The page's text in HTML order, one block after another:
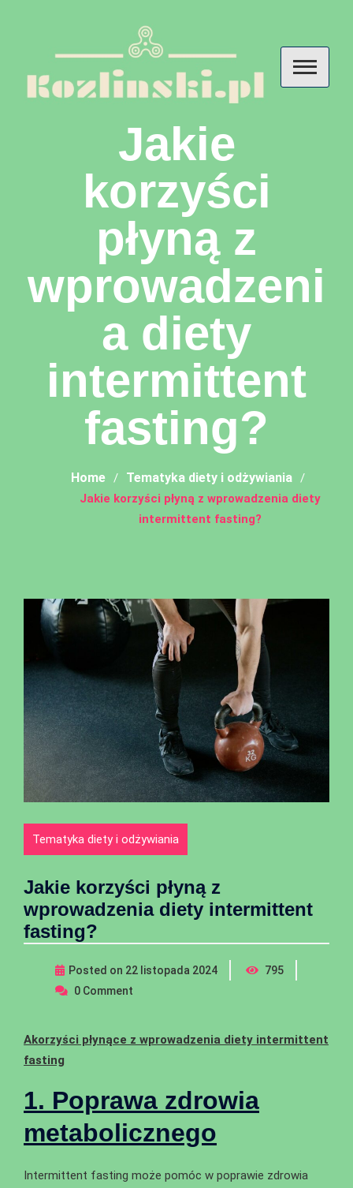
Kozlinski – przemyślenia o
diecie, odżywianiu i
suplementach
Jakie
korzyści
płyną z
wprowadzeni
a diety
intermittent
fasting?
Home Tematyka diety i odżywiania
Jakie korzyści płyną z wprowadzenia diety
intermittent fasting?
Tematyka diety i odżywiania
Jakie korzyści płyną z
wprowadzenia diety intermittent
fasting?
Posted on 22 listopada 2024
795
0 Comment
Akorzyści płynące z wprowadzenia diety intermittent
fasting
1. Poprawa zdrowia
metabolicznego
Intermittent fasting może pomóc w poprawie zdrowia